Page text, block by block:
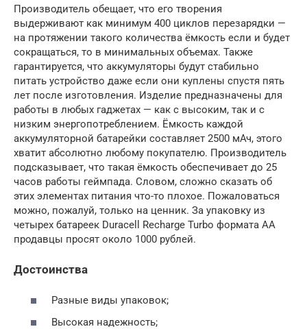
Производитель обещает, что его творения
выдерживают как минимум 400 циклов перезарядки —
на протяжении такого количества ёмкость если и будет
сокращаться, то в минимальных объемах. Также
гарантируется, что аккумуляторы будут стабильно
питать устройство даже если они куплены спустя пять
лет после изготовления. Изделие предназначены для
работы в любых гаджетах — как с высоким, так и с
низким энергопотреблением. Ёмкость каждой
аккумуляторной батарейки составляет 2500 мАч, этого
хватит абсолютно любому покупателю. Производитель
подсказывает, что такая ёмкость обеспечивает до 25
часов работы геймпада. Словом, сложно сказать об
этих элементах питания что-то плохое. Пожаловаться
можно, пожалуй, только на ценник. За упаковку из
четырех батареек Duracell Recharge Turbo формата AA
продавцы просят около 1000 рублей.
Достоинства
Разные виды упаковок;
Высокая надежность;